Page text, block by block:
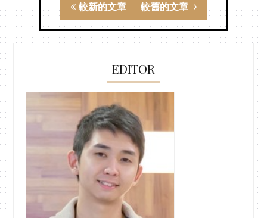
較新的文章 較舊的文章
EDITOR